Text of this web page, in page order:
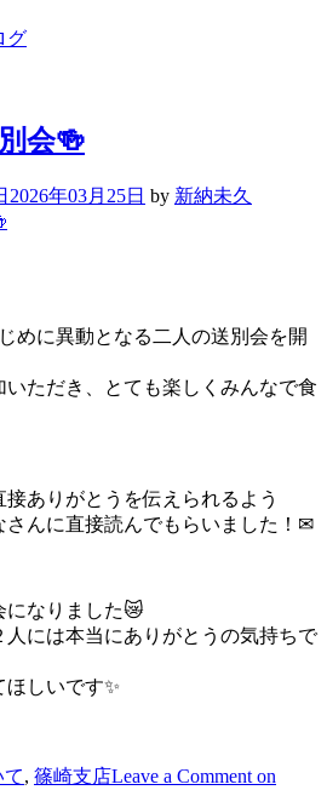
グ
会🍻
2026年03月25日 by 新納未久
めに異動となる二人の送別会を開
ただき、とても楽しくみんなで食
ありがとうを伝えられるよう
さんに直接読んでもらいました！✉
になりました😿
には本当にありがとうの気持ちで
しいです✨
, 篠崎支店Leave a Comment on